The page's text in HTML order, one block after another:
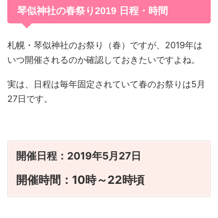
琴似神社の春祭り2019 日程・時間
札幌・琴似神社のお祭り（春）ですが、2019年は
いつ開催されるのか確認しておきたいですよね。
実は、日程は毎年固定されていて春のお祭りは5月
27日です。
開催日程：2019年5月27日
開催時間：10時～22時頃